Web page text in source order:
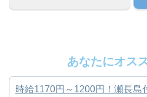
あなたにオス
時給1170円～1200円！瀬長